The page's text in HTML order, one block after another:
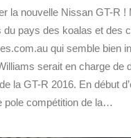
la nouvelle Nissan GT-R !
du pays des koalas et des
qui semble bien
serait en charge de
la GT-R 2016. En début
pole compétition de la…